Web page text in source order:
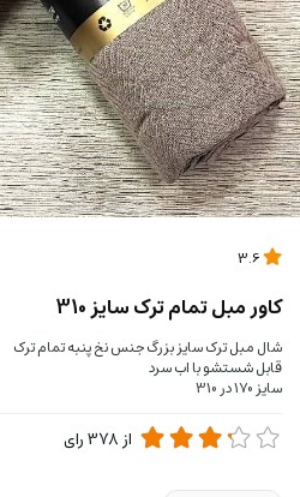
کاور مبل تمام ترک سایز 310
شال مبل ترک سایز بزرگ جنس نخ پنبه تمام ترک
قابل شستشو با اب سرد
سایز 170 در 310
از 378رای